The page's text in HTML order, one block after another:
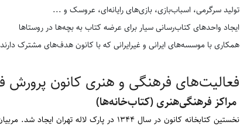
تولید سرگرمی، اسباب‌بازی، بازی‌های رایانه‌ای، عروسک و ...
ایجاد واحدهای کتاب‌رسانی سیار برای عرضه کتاب به بچه‌ها در روستاها
همکاری با موسسه‌های ایرانی و غیرایرانی که با کانون هدف‌های مشترک
فعالیت‌های فرهنگی و ‌هنری کانون پرورش
مراکز فرهنگی‌هنری (کتاب‌خانه‌ها)
نخستین کتابخانه کانون در سال ۱۳۴۴ در پارک